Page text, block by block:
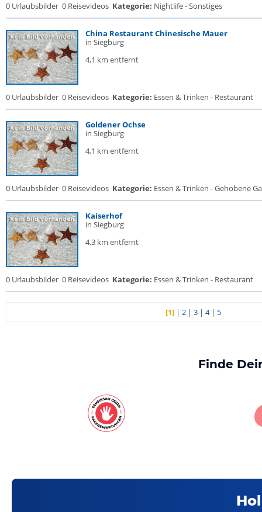
0 Urlaubsbilder 0 Reisevideos Kategorie: Nightlife - Sonstiges
China Restaurant Chinesische Mauer
in Siegburg
4,1 km entfernt
0 Urlaubsbilder 0 Reisevideos Kategorie: Essen & Trinken - Restaurant
Goldener Ochse
in Siegburg
4,1 km entfernt
0 Urlaubsbilder 0 Reisevideos Kategorie: Essen & Trinken - Gehobene
Kaiserhof
in Siegburg
4,3 km entfernt
0 Urlaubsbilder 0 Reisevideos Kategorie: Essen & Trinken - Restaurant
[1] |2 |3 |4| 5
Finde